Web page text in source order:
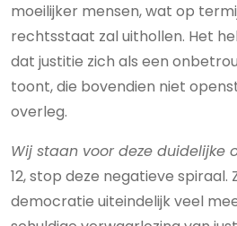
moeilijker mensen, wat op
rechtsstaat zal uithollen. Het
dat justitie zich als een
toont, die bovendien niet
overleg.
Wij staan voor deze duidelijke
12, stop deze negatieve spiraal.
democratie uiteindelijk veel